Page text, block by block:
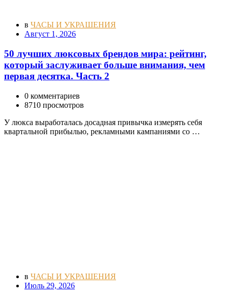
в ЧАСЫ И УКРАШЕНИЯ
Август 1, 2026
50 лучших люксовых брендов мира: рейтинг,
который заслуживает больше внимания, чем
первая десятка. Часть 2
0 комментариев
8710 просмотров
У люкса выработалась досадная привычка измерять себя
квартальной прибылью, рекламными кампаниями со …
в ЧАСЫ И УКРАШЕНИЯ
Июль 29, 2026